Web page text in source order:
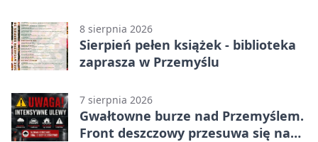
8 sierpnia 2026
Sierpień pełen książek - biblioteka
zaprasza w Przemyślu
7 sierpnia 2026
Gwałtowne burze nad Przemyślem.
Front deszczowy przesuwa się na